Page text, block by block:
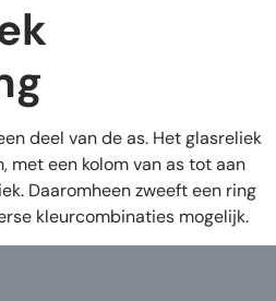
deel van de as. Het glasreliek
met een kolom van as tot aan
Daaromheen zweeft een ring
kleurcombinaties mogelijk.